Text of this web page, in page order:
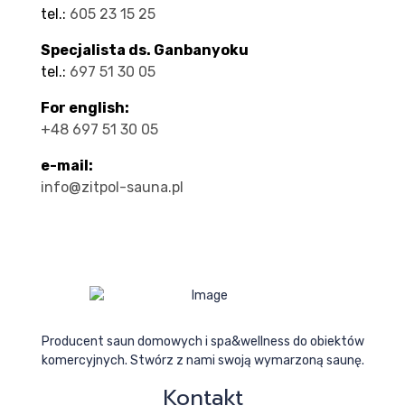
tel.: 605 23 15 25
Specjalista ds. Ganbanyoku
tel.: 697 51 30 05
For english:
+48 697 51 30 05
e-mail:
info@zitpol-sauna.pl
Producent saun domowych i spa&wellness do obiektów
komercyjnych. Stwórz z nami swoją wymarzoną saunę.
Kontakt